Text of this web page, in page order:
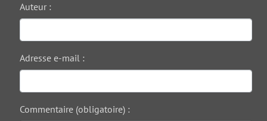
Auteur :
Adresse e-mail :
Commentaire (obligatoire) :